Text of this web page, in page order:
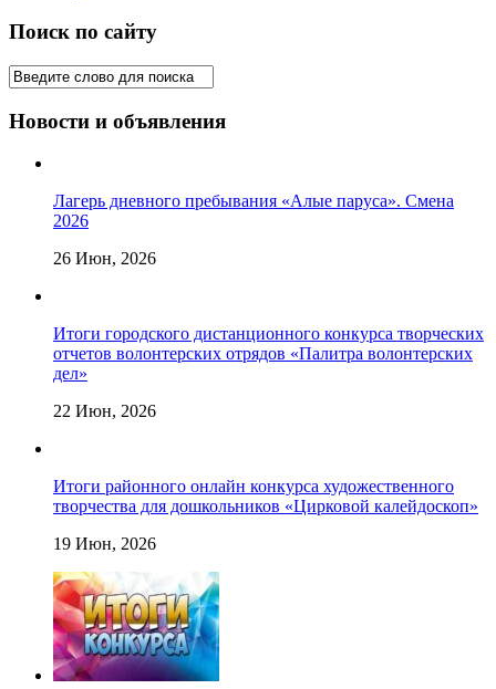
Поиск по сайту
Новости и объявления
Лагерь дневного пребывания «Алые паруса». Смена
2026
26 Июн, 2026
Итоги городского дистанционного конкурса творческих
отчетов волонтерских отрядов «Палитра волонтерских
дел»
22 Июн, 2026
Итоги районного онлайн конкурса художественного
творчества для дошкольников «Цирковой калейдоскоп»
19 Июн, 2026